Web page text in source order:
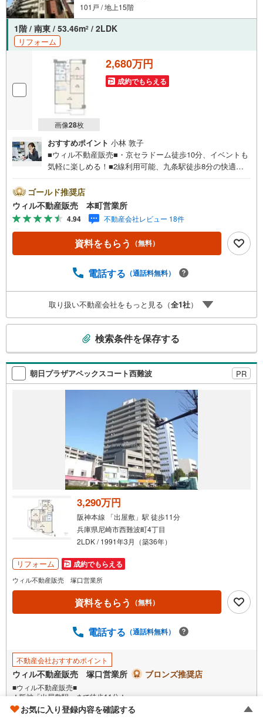
101戸 / 地上15階
1階 / 南東 / 53.46m2 / 2LDK
リフォーム
画像28枚
2,680万円
成約でもらえる
おすすめポイント 小林 敦子
■ウィル不動産販売■・京セラドーム徒歩10分、イベントも
気軽に楽しめる！■2線利用可能、九条駅徒歩8分の快適ア
ン！■周辺は複数の公園が点在！リフレッシュにおすすめ！
■買い物便利な立地、グルメシティ徒歩4分！・「ジャパン
港波除店」まで徒歩5分！・「スギドラッグ 波除店」まで
徒歩7分！・「セブンイレブン 大阪市岡元町1丁目店」まで
徒歩3分！■階段移動が少なく、日常の出入りがスムーズな
1階住戸！■2LDK！■南東向きで明るい住空間、日差しが心
ム！■採光面複数のLDK！■家族との会話が自然と増える対
す。周辺のコインパーキングまでご案内致しますので、担
当者にお声がけください。■キッズスペースもございますの
で、小さなお子様がいらっしゃるご家庭もお気軽にご来場
曜日も営業しております。
ゴールド推奨店
ウィル不動産販売 本町営業所
4.94 不動産会社レビュー 18件
資料をもらう （無料）
電話する （通話料無料）
取り扱い不動産会社をもっと見る（全1社）
検
索
条
マ
イ
ペ
ジ
存
す
検索条件を保存する
朝日プラザアペックスコート西難波 PR
3,290万円
阪神本線 「出屋敷」駅 徒歩11分
兵庫県尼崎市西難波町4丁目
2LDK / 1991年3月（築36年）
リフォーム 成約でもらえる
ウィル不動産販売 塚口営業所
資料をもらう （無料）
電話する （通話料無料）
不動産会社おすすめポイント
ウィル不動産販売 塚口営業所 ブロンズ推奨店
■ウィル不動産販売■
★阪神「出屋敷駅」まで徒歩11分！
★阪神「尼崎駅」まで徒歩13分！
★南向きの角部屋のため採光・通風良好！
お気に入り登録内容を確認する